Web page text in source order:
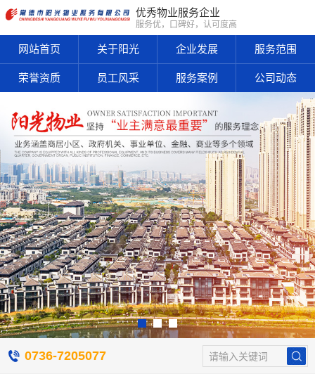
优秀物业服务企业
服务优，口碑好，认可度高
网站首页 关于阳光 企业发展 服务范围
荣誉资质 员工风采 服务案例 公司动态
0736-7205077 请输入关键词